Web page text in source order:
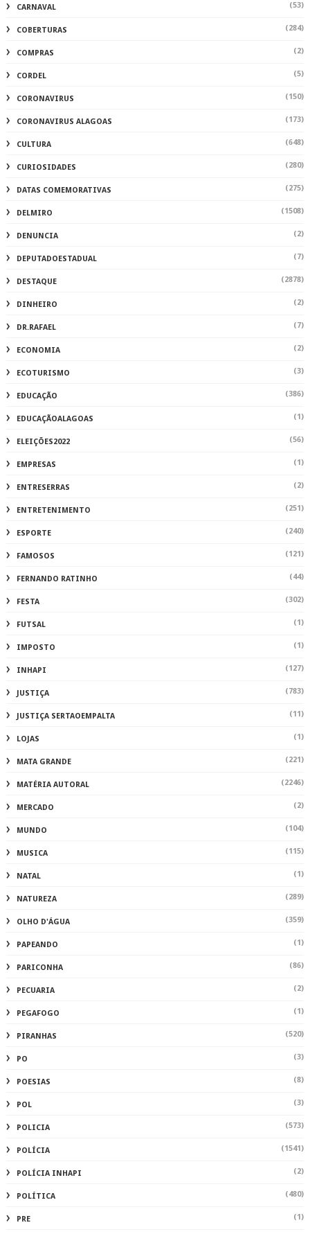
CARNAVAL (53)
COBERTURAS (284)
COMPRAS (2)
CORDEL (5)
CORONAVIRUS (150)
CORONAVIRUS ALAGOAS (173)
CULTURA (648)
CURIOSIDADES (280)
DATAS COMEMORATIVAS (275)
DELMIRO (1508)
DENUNCIA (2)
DEPUTADOESTADUAL (7)
DESTAQUE (2878)
DINHEIRO (2)
DR.RAFAEL (7)
ECONOMIA (2)
ECOTURISMO (3)
EDUCAÇÃO (386)
EDUCAÇÃOALAGOAS (1)
ELEIÇÕES2022 (56)
EMPRESAS (1)
ENTRESERRAS (2)
ENTRETENIMENTO (251)
ESPORTE (240)
FAMOSOS (121)
FERNANDO RATINHO (44)
FESTA (302)
FUTSAL (1)
IMPOSTO (1)
INHAPI (127)
JUSTIÇA (783)
JUSTIÇA SERTAOEMPALTA (11)
LOJAS (1)
MATA GRANDE (221)
MATÉRIA AUTORAL (2246)
MERCADO (2)
MUNDO (104)
MUSICA (115)
NATAL (1)
NATUREZA (289)
OLHO D'ÁGUA (359)
PAPEANDO (1)
PARICONHA (86)
PECUARIA (2)
PEGAFOGO (1)
PIRANHAS (520)
PO (3)
POESIAS (8)
POL (3)
POLICIA (573)
POLÍCIA (1541)
POLÍCIA INHAPI (2)
POLÍTICA (480)
PRE (1)